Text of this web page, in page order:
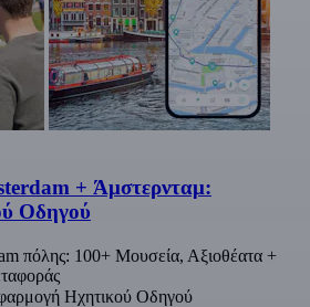
+ Άμστερνταμ:
Οδηγού
πόλης: 100+ Μουσεία, Αξιοθέατα +
Ηχητικού Οδηγού